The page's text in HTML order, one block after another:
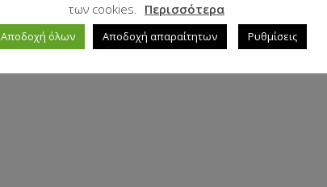
των cookies. Περισσότερα
Αποδοχή όλων Αποδοχή απαραίτητων Ρυθμίσεις